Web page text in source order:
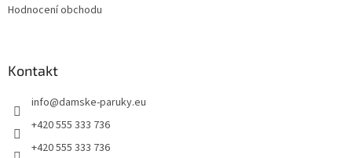
Hodnocení obchodu
Kontakt
info@damske-paruky.eu
+420 555 333 736
+420 555 333 736